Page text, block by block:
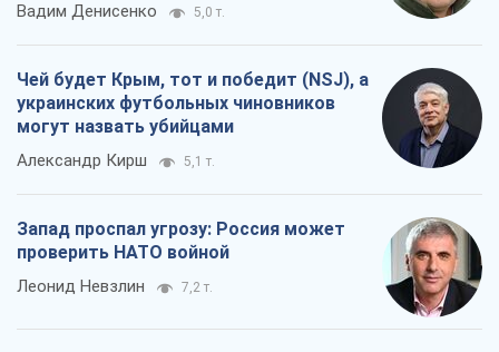
Вадим Денисенко 5,0 т.
Чей будет Крым, тот и победит (NSJ), а
украинских футбольных чиновников
могут назвать убийцами
Александр Кирш 5,1 т.
Запад проспал угрозу: Россия может
проверить НАТО войной
Леонид Невзлин 7,2 т.